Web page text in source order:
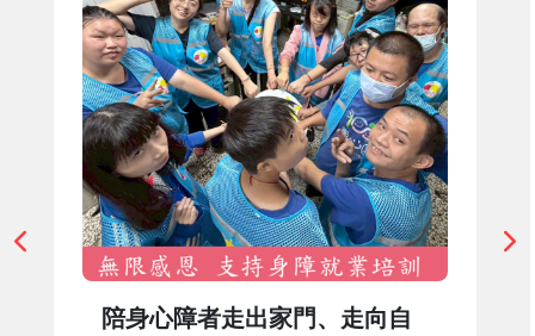
陪身心障者走出家門、走向自